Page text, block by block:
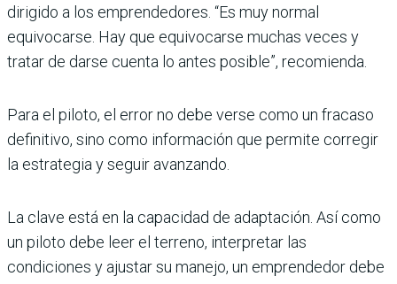
dirigido a los emprendedores. “Es muy normal
equivocarse. Hay que equivocarse muchas veces y
tratar de darse cuenta lo antes posible”, recomienda.
Para el piloto, el error no debe verse como un fracaso
definitivo, sino como información que permite corregir
la estrategia y seguir avanzando.
La clave está en la capacidad de adaptación. Así como
un piloto debe leer el terreno, interpretar las
condiciones y ajustar su manejo, un emprendedor debe